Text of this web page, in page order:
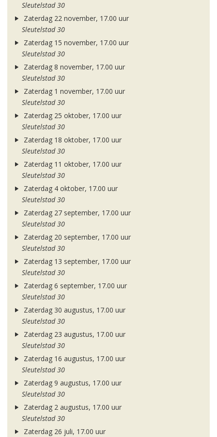
Sleutelstad 30
Zaterdag 22 november, 17.00 uur
Sleutelstad 30
Zaterdag 15 november, 17.00 uur
Sleutelstad 30
Zaterdag 8 november, 17.00 uur
Sleutelstad 30
Zaterdag 1 november, 17.00 uur
Sleutelstad 30
Zaterdag 25 oktober, 17.00 uur
Sleutelstad 30
Zaterdag 18 oktober, 17.00 uur
Sleutelstad 30
Zaterdag 11 oktober, 17.00 uur
Sleutelstad 30
Zaterdag 4 oktober, 17.00 uur
Sleutelstad 30
Zaterdag 27 september, 17.00 uur
Sleutelstad 30
Zaterdag 20 september, 17.00 uur
Sleutelstad 30
Zaterdag 13 september, 17.00 uur
Sleutelstad 30
Zaterdag 6 september, 17.00 uur
Sleutelstad 30
Zaterdag 30 augustus, 17.00 uur
Sleutelstad 30
Zaterdag 23 augustus, 17.00 uur
Sleutelstad 30
Zaterdag 16 augustus, 17.00 uur
Sleutelstad 30
Zaterdag 9 augustus, 17.00 uur
Sleutelstad 30
Zaterdag 2 augustus, 17.00 uur
Sleutelstad 30
Zaterdag 26 juli, 17.00 uur